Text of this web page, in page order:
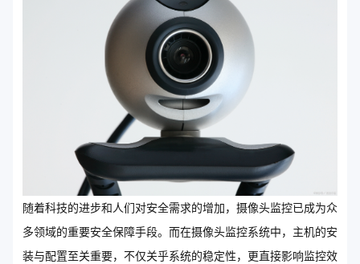
随着科技的进步和人们对安全需求的增加，摄像头监控已成为众
多领域的重要安全保障手段。而在摄像头监控系统中，主机的安
装与配置至关重要，不仅关乎系统的稳定性，更直接影响监控效